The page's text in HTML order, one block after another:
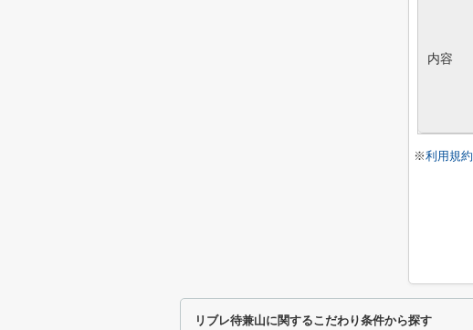
内容
※利用規約
リブレ待兼山に関するこだわり条件から探す